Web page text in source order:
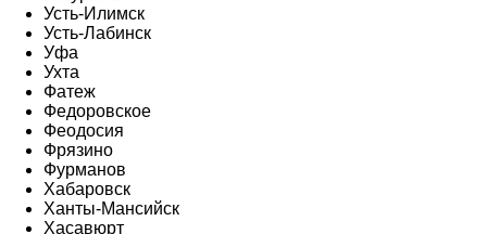
Усть-Илимск
Усть-Лабинск
Уфа
Ухта
Фатеж
Федоровское
Феодосия
Фрязино
Фурманов
Хабаровск
Ханты-Мансийск
Хасавюрт